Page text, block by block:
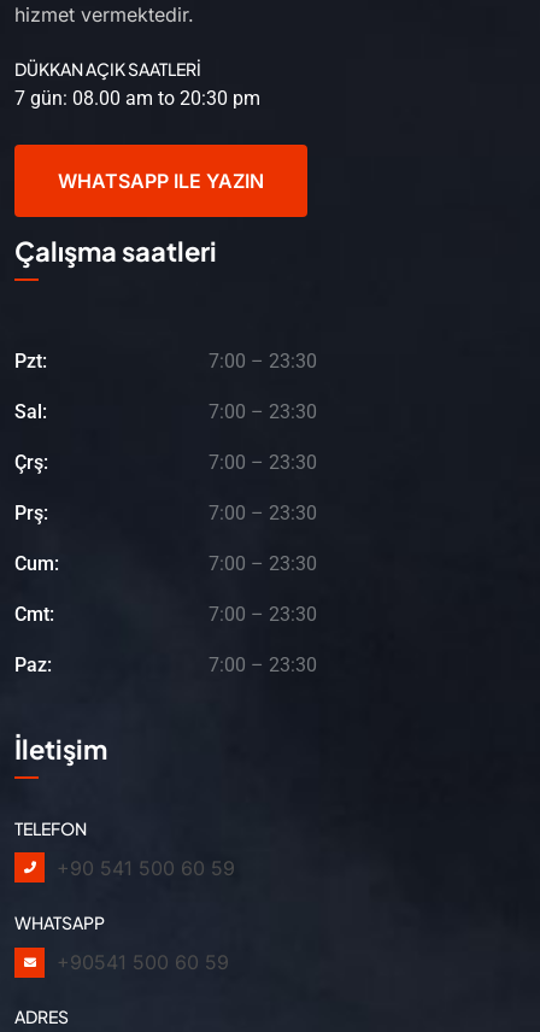
hizmet vermektedir.
DÜKKAN AÇIK SAATLERİ
7 gün: 08.00 am to 20:30 pm
WHATSAPP ILE YAZIN
Çalışma saatleri
Pzt: 7:00 – 23:30
Sal: 7:00 – 23:30
Çrş: 7:00 – 23:30
Prş: 7:00 – 23:30
Cum: 7:00 – 23:30
Cmt: 7:00 – 23:30
Paz: 7:00 – 23:30
İletişim
TELEFON
+90 541 500 60 59
WHATSAPP
+90541 500 60 59
ADRES